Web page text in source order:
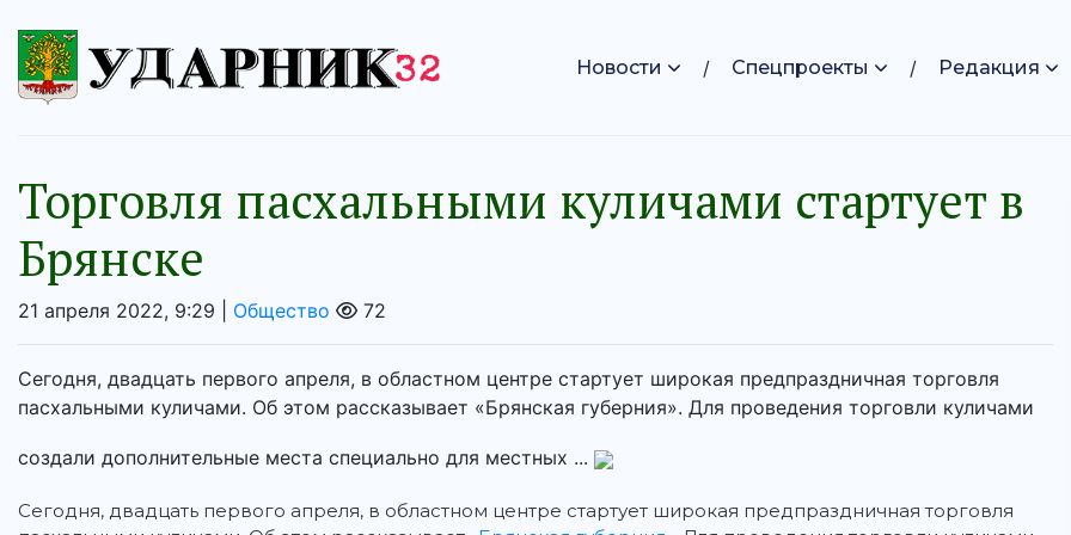
Новости Спецпроекты Редакция
Торговля пасхальными куличами стартует в
Брянске
21 апреля 2022, 9:29 | Общество 72
Сегодня, двадцать первого апреля, в областном центре стартует широкая предпраздничная торговля
пасхальными куличами. Об этом рассказывает «Брянская губерния». Для проведения торговли куличами
создали дополнительные места специально для местных ...
Сегодня, двадцать первого апреля, в областном центре стартует широкая предпраздничная торговля